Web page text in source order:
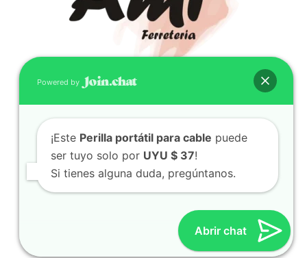
CONTACTO
(598) 099 466 212
correo@ferreami.com.uy
099 466 212
Facebook
Instagram
© 2021 – Ferretería AMI – Canelones, Uruguay | Creado
Viajar, Sudamérica en Auto
Powered by
¡Este Perilla portátil para cable puede
ser tuyo solo por UYU $ 37!
Si tienes alguna duda, pregúntanos.
Abrir chat